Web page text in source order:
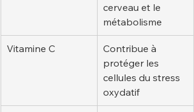
cerveau et le
métabolisme
Vitamine C
Contribue à
protéger les
cellules du stress
oxydatif